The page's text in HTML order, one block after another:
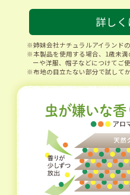
詳し
姉妹会社ナチュラルアイランドの
本製品を使用する場合、1歳未
ーや洋服、帽子などにつけてご使
布地の目立たない部分で試して
虫が嫌いな